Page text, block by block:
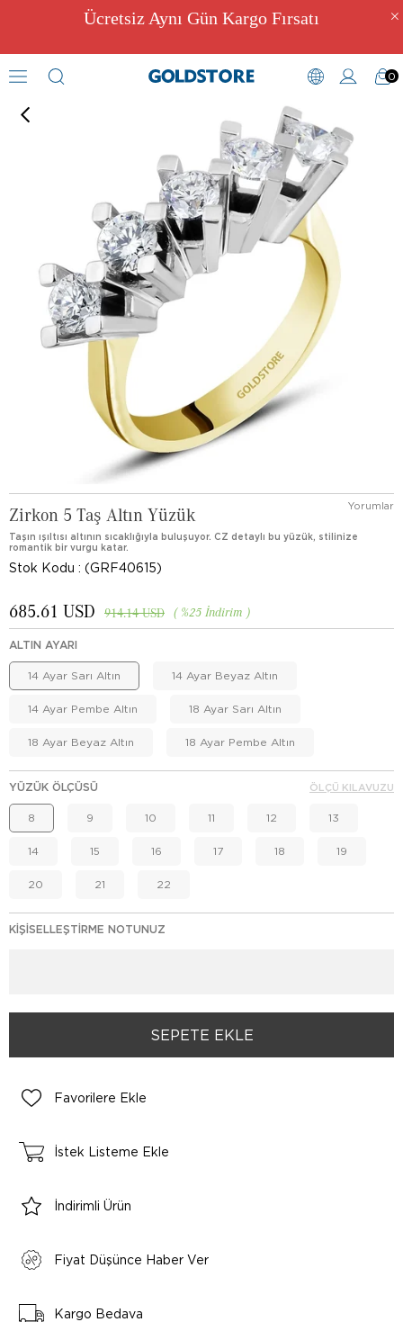
Ücretsiz Aynı Gün Kargo Fırsatı
0
Zirkon Taşlı Yüzükler
Zirkon 5 Taş Altın Yüzük Yorumlar
Taşın ışıltısı altının sıcaklığıyla buluşuyor. CZ detaylı bu yüzük, stilinize
romantik bir vurgu katar.
Stok Kodu (GRF40615)
%25 İndirim
914.14 USD
685.61 USD
ALTIN AYARI
14 Ayar Sarı Altın 14 Ayar Beyaz Altın
14 Ayar Pembe Altın 18 Ayar Sarı Altın
18 Ayar Beyaz Altın 18 Ayar Pembe Altın
YÜZÜK ÖLÇÜSÜ
8 9 10 11 12 13
14 15 16 17 18 19
20 21 22
ÖLÇÜ KILAVUZU
KIŞISELLEŞTIRME NOTUNUZ
Favorilere Ekle
İstek Listeme Ekle
İndirimli Ürün
Fiyat Düşünce Haber Ver
Kargo Bedava